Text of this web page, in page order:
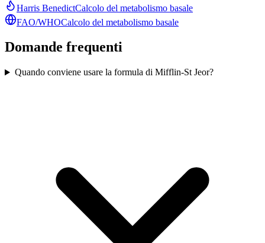
Harris BenedictCalcolo del metabolismo basale
FAO/WHOCalcolo del metabolismo basale
Domande frequenti
Quando conviene usare la formula di Mifflin-St Jeor?